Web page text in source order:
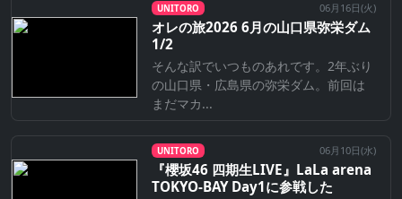
UNITORO 06月16日(火)
オレの旅2026 6月の山口県弥栄ダム
1/2
そんな訳でいつものあれです。2年ぶり
の山口県・広島県の弥栄ダム。前回は
まだマカ...
UNITORO 06月10日(水)
『櫻坂46 四期生LIVE』LaLa arena
TOKYO-BAY Day1に参戦した